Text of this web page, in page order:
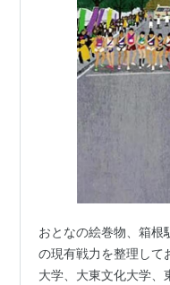
おとなの絵巻物、箱
の現有戦力を整理して
大学、大東文化大学、